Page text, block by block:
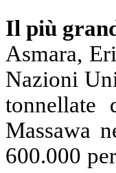
Il più
Asmara,
Nazioni
Massawa
600.000